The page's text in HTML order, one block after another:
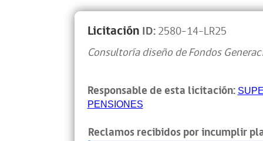
Licitación ID:2580-14-LR25
Consultoría diseño de Fondos
Responsable de esta licitación:
PENSIONES
Reclamos recibidos por incumplir